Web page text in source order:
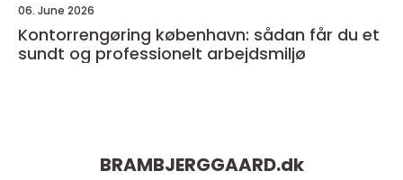
06. June 2026
Kontorrengøring københavn: sådan får du et
sundt og professionelt arbejdsmiljø
BRAMBJERGGAARD.dk